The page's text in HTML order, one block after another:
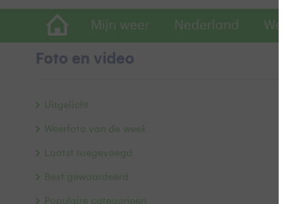
Mijn weer Nederland
Foto en video
Uitgelicht
Weerfoto van de week
Laatst toegevoegd
Best gewaardeerd
Populaire categorieën